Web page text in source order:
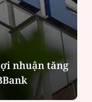
nhuận tăng